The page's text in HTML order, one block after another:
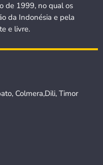
de 1999, no qual os
da Indonésia e pela
e livre.
Colmera,Dili, Timor